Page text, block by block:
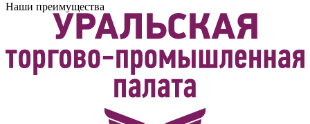
Наши преимущества